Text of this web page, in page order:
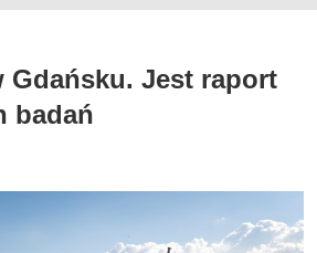
Gdańsku. Jest raport
badań